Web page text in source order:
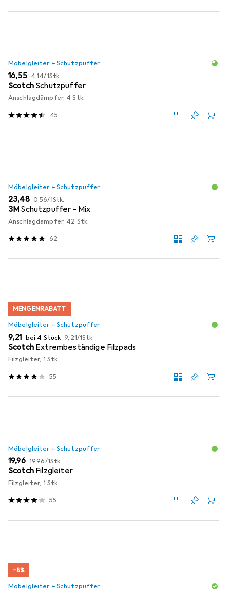
Möbelgleiter + Schutzpuffer
EUR
16,55 EUR
4,14/1Stk.
Scotch Schutzpuffer
Anschlagdämpfer, 4 Stk.
45
Möbelgleiter + Schutzpuffer
EUR
23,48 EUR
0,56/1Stk.
3M Schutzpuffer - Mix
Anschlagdämpfer, 42 Stk.
62
MENGENRABATT
Möbelgleiter + Schutzpuffer
EUR
9,21 bei 4 Stück EUR
9,21/1Stk.
Scotch Extrembeständige Filzpads
Filzgleiter, 1 Stk.
55
Möbelgleiter + Schutzpuffer
EUR
19,96 EUR
19,96/1Stk.
Scotch Filzgleiter
Filzgleiter, 1 Stk.
55
−8%
Möbelgleiter + Schutzpuffer